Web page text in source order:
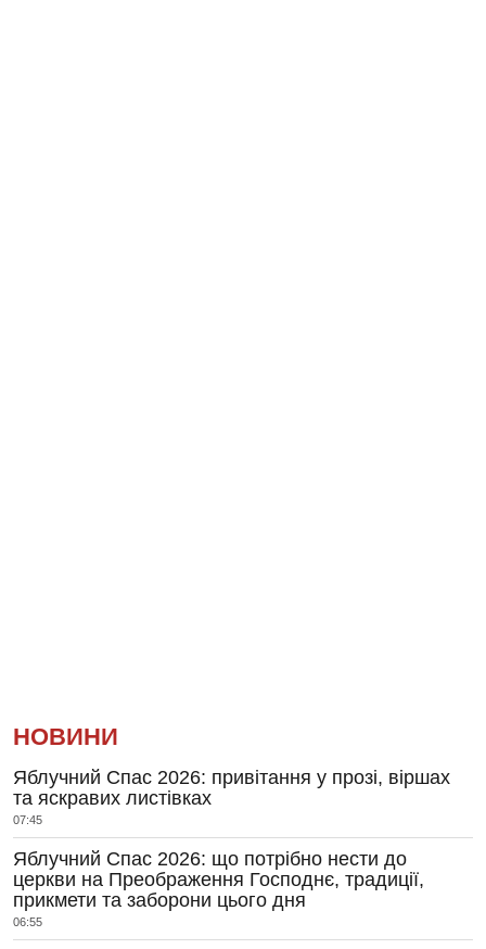
НОВИНИ
Яблучний Спас 2026: привітання у прозі, віршах
та яскравих листівках
07:45
Яблучний Спас 2026: що потрібно нести до
церкви на Преображення Господнє, традиції,
прикмети та заборони цього дня
06:55